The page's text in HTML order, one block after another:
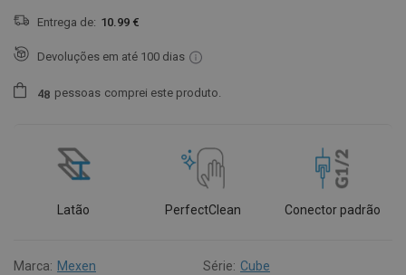
Entrega de: 10.99 €
Devoluções em até 100 dias
48 pessoas comprei este produto.
Latão PerfectClean Conector padrão
Marca: Mexen Série: Cube